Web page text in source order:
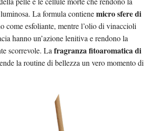
La formula contienemicro sfere di
come esfoliante, mentre l’olio di vinaccioli
hanno un’azione lenitiva e rendono la
scorrevole. La fragranza fitoaromatica di
la routine di bellezza un vero momento di